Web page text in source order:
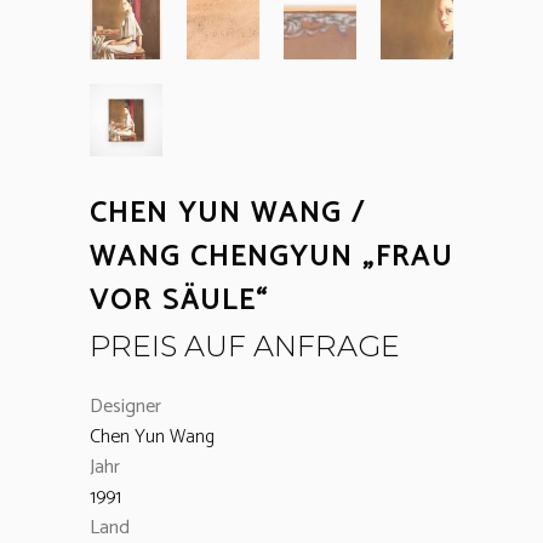
CHEN YUN WANG /
WANG CHENGYUN „FRAU
VOR SÄULE“
PREIS AUF ANFRAGE
Designer
Chen Yun Wang
Jahr
1991
Land